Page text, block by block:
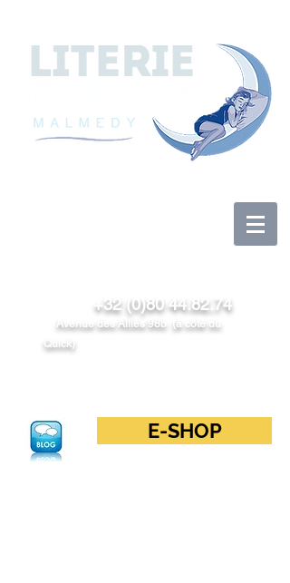
+32 (0)80 44.82.74
Avenue des Alliés 98b (à côté du
Quick)
E-SHOP